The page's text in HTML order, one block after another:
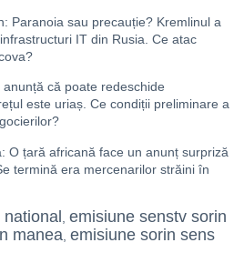
Paranoia sau precauție? Kremlinul a
IT din Rusia. Ce atac
că poate redeschide
este uriaș. Ce condiții preliminare a
O țară africană face un anunț surpriză
termină era mercenarilor străini în
emisiune senstv sorin
manea emisiune sorin sens